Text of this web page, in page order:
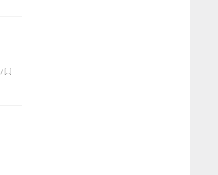
[…]